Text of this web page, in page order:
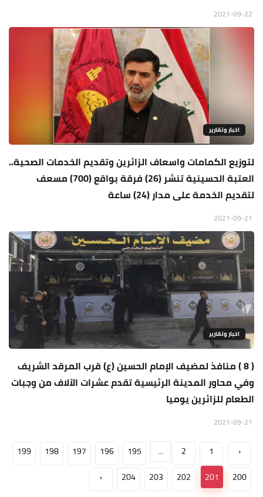
اخبار وتقارير
لتوزيع الكمامات واسعاف الزائرين وتقديم الخدمات الصحية..
العتبة الحسينية تنشر (26) فرقة بواقع (700) مسعف
لتقديم الخدمة على مدار (24) ساعة
اخبار وتقارير
( 8 ) منافذ لمضيف الإمام الحسين (ع) قرب المرقد الشريف
وفي محاور المدينة الرئيسية تقدم عشرات الآلاف من وجبات
الطعام للزائرين يوميا
‹
1
2
...
195
196
197
198
199
200
201
202
203
204
›